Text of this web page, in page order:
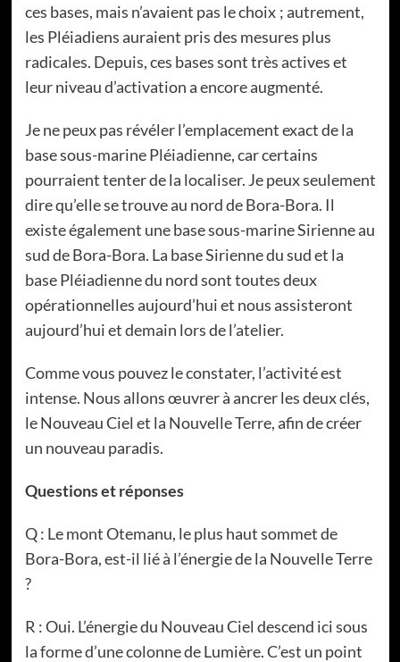
ces bases, mais n’avaient pas le choix ; autrement,
les Pléiadiens auraient pris des mesures plus
radicales. Depuis, ces bases sont très actives et
leur niveau d’activation a encore augmenté.
Je ne peux pas révéler l’emplacement exact de la
base sous-marine Pléiadienne, car certains
pourraient tenter de la localiser. Je peux seulement
dire qu’elle se trouve au nord de Bora-Bora. Il
existe également une base sous-marine Sirienne au
sud de Bora-Bora. La base Sirienne du sud et la
base Pléiadienne du nord sont toutes deux
opérationnelles aujourd’hui et nous assisteront
aujourd’hui et demain lors de l’atelier.
Comme vous pouvez le constater, l’activité est
intense. Nous allons œuvrer à ancrer les deux clés,
le Nouveau Ciel et la Nouvelle Terre, afin de créer
un nouveau paradis.
Questions et réponses
Q : Le mont Otemanu, le plus haut sommet de
Bora-Bora, est-il lié à l’énergie de la Nouvelle Terre
?
R : Oui. L’énergie du Nouveau Ciel descend ici sous
la forme d’une colonne de Lumière. C’est un point